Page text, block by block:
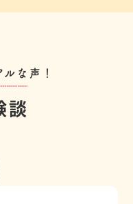
な声！
談